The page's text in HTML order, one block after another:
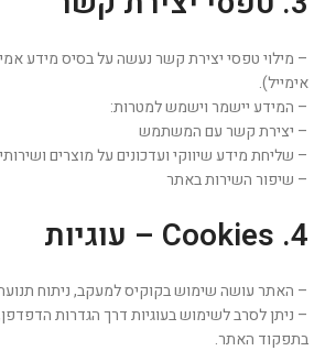
– מילוי טפסי יצירת קשר נעשה על בסיס מידע
אימייל).
– המידע יישמר וישמש למטרות:
– יצירת קשר עם המשתמש
– שליחת מידע שיווקי ועדכונים על מוצרים
– שיפור השירות באתר
4. Cookies – עוגיות
– האתר עושה שימוש בקוקיס למעקב, ניתוח
– ניתן לסרב לשימוש בעוגיות דרך הגדרות
בתפקוד האתר.